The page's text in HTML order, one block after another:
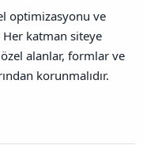
optimizasyonu ve
Her katman siteye
alanlar, formlar ve
korunmalıdır.